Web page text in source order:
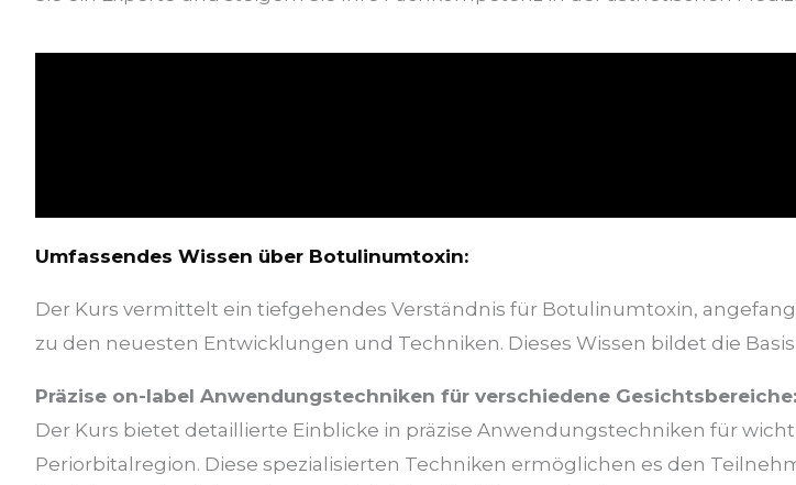
Umfassendes Wissen über Botulinumtoxin:
Der Kurs vermittelt ein tiefgehendes Verständnis für Botulinumtoxin,
zu den neuesten Entwicklungen und Techniken. Dieses Wissen bildet die
Präzise on-label Anwendungstechniken für verschiedene Gesichtsbereiche:
Der Kurs bietet detaillierte Einblicke in präzise Anwendungstechniken für
Periorbitalregion. Diese spezialisierten Techniken ermöglichen es den